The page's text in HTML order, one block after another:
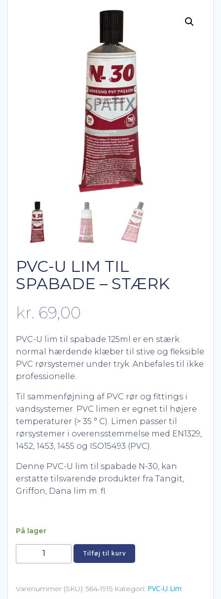
PVC-U LIM TIL
SPABADE – STÆRK
kr. 69,00
PVC-U lim til spabade 125ml er en stærk
normal hærdende klæber til stive og fleksible
PVC rørsystemer under tryk. Anbefales til ikke
professionelle.
Til sammenføjning af PVC rør og fittings i
vandsystemer. PVC limen er egnet til højere
temperaturer (> 35 ° C). Limen passer til
rørsystemer i overensstemmelse med EN1329,
1452, 1453, 1455 og ISO15493 (PVC).
Denne PVC-U lim til spabade N-30, kan
erstatte tilsvarende produkter fra Tangit,
Griffon, Dana lim m. fl.
På lager
U
til
Tilføj til kurv
Varenummer (SKU): 564-1915 Kategori: PVC-U Lim